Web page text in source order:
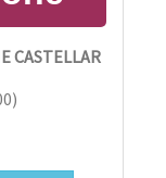
CASTELLAR
)